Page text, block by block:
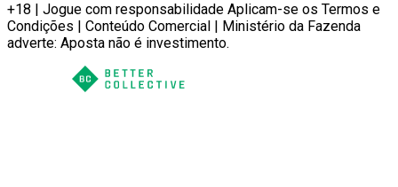
+18 | Jogue com responsabilidade Aplicam-se os Termos e
Condições | Conteúdo Comercial | Ministério da Fazenda
adverte: Aposta não é investimento.